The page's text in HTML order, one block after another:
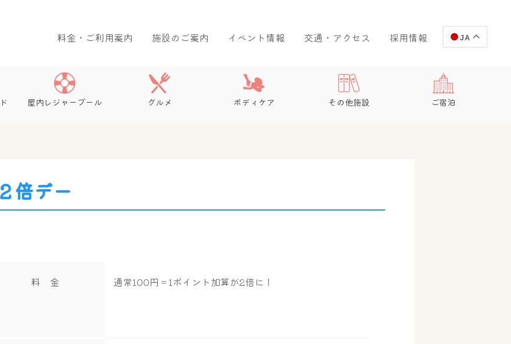
料金・ご利用案内 施設のご案内 イベント情報 交通・アクセス 採用情報 JA
屋内レジャープール グルメ ボディケア その他施設 ご宿泊
倍デー
料 金 通常100円＝1ポイント加算が2倍に！